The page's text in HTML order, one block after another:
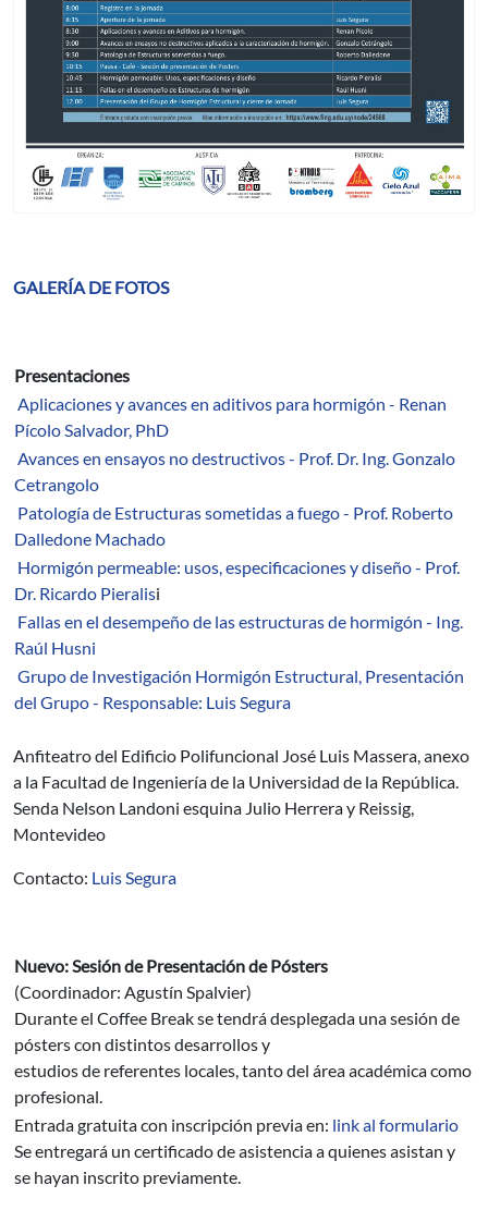
GALERÍA DE FOTOS
Presentaciones
Aplicaciones y avances en aditivos para hormigón - Renan
Pícolo Salvador, PhD
Avances en ensayos no destructivos - Prof. Dr. Ing. Gonzalo
Cetrangolo
Patología de Estructuras sometidas a fuego - Prof. Roberto
Dalledone Machado
Hormigón permeable: usos, especificaciones y diseño - Prof.
Dr. Ricardo Pieralisi
Fallas en el desempeño de las estructuras de hormigón - Ing.
Raúl Husni
Grupo de Investigación Hormigón Estructural, Presentación
del Grupo - Responsable: Luis Segura
Anfiteatro del Edificio Polifuncional José Luis Massera, anexo
a la Facultad de Ingeniería de la Universidad de la República.
Senda Nelson Landoni esquina Julio Herrera y Reissig,
Montevideo
Contacto: Luis Segura
Nuevo: Sesión de Presentación de Pósters
(Coordinador: Agustín Spalvier)
Durante el Coffee Break se tendrá desplegada una sesión de
pósters con distintos desarrollos y
estudios de referentes locales, tanto del área académica como
profesional.
Entrada gratuita con inscripción previa en: link al formulario
Se entregará un certificado de asistencia a quienes asistan y
se hayan inscrito previamente.